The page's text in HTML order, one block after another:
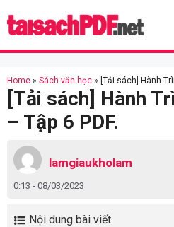
to
Home » Sách văn học » [Tải sách] Hành
[Tải sách] Hành
– Tập 6 PDF.
lamgiaukholam
0:13 - 08/03/2023
Nội dung bài viết